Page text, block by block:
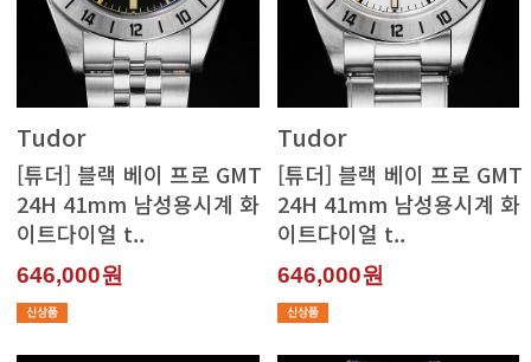
Tudor
이트다이얼 t..
646,000원
Tudor
이트다이얼 t..
646,000원